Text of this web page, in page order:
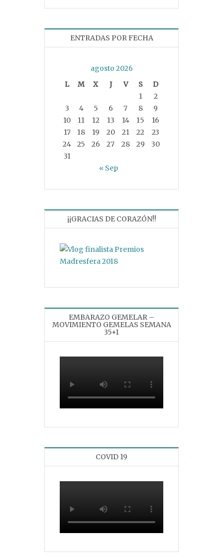
ENTRADAS POR FECHA
agosto 2026
L
M X J V S
D
1
2
3
4 5 6 7 8
9
10
11 12 13 14 15
16
17
18 19 20 21 22
23
24
25 26 27 28 29
30
31
« Sep
¡¡GRACIAS DE CORAZÓN!!
EMBARAZO GEMELAR –
MOVIMIENTO GEMELAS SEMANA
35+1
COVID 19